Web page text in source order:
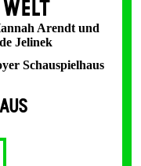
Arendt und
Jelinek
Schauspielhaus